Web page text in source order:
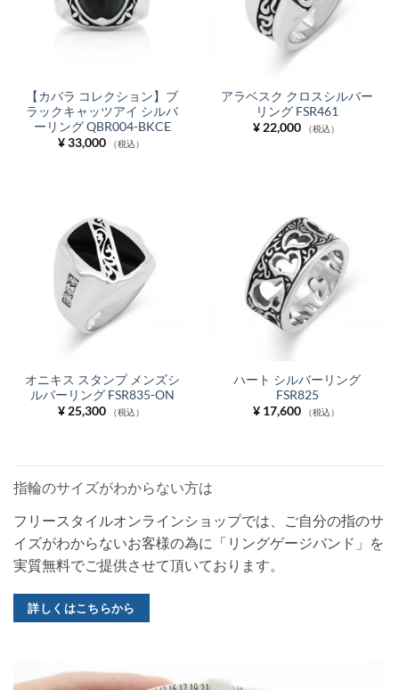
【カバラ コレクション】ブ
ラックキャッツアイ シルバ
ーリング QBR004-BKCE
¥33,000 （税込）
アラベスク クロスシルバー
リング FSR461
¥22,000 （税込）
オニキス スタンプ メンズシ
ルバーリング FSR835-ON
¥25,300 （税込）
ハート シルバーリング
FSR825
¥17,600 （税込）
指輪のサイズがわからない方は
フリースタイルオンラインショップでは、ご自分の指のサ
イズがわからないお客様の為に「リングゲージバンド」を
実質無料でご提供させて頂いております。
詳しくはこちらから